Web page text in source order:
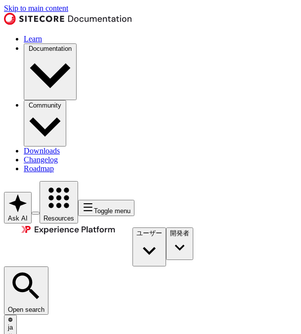
Skip to main content
Learn
Documentation
Community
Downloads
Changelog
Roadmap
Ask AI Resources
Toggle menu
ユーザー 開発者​
Open search
ja